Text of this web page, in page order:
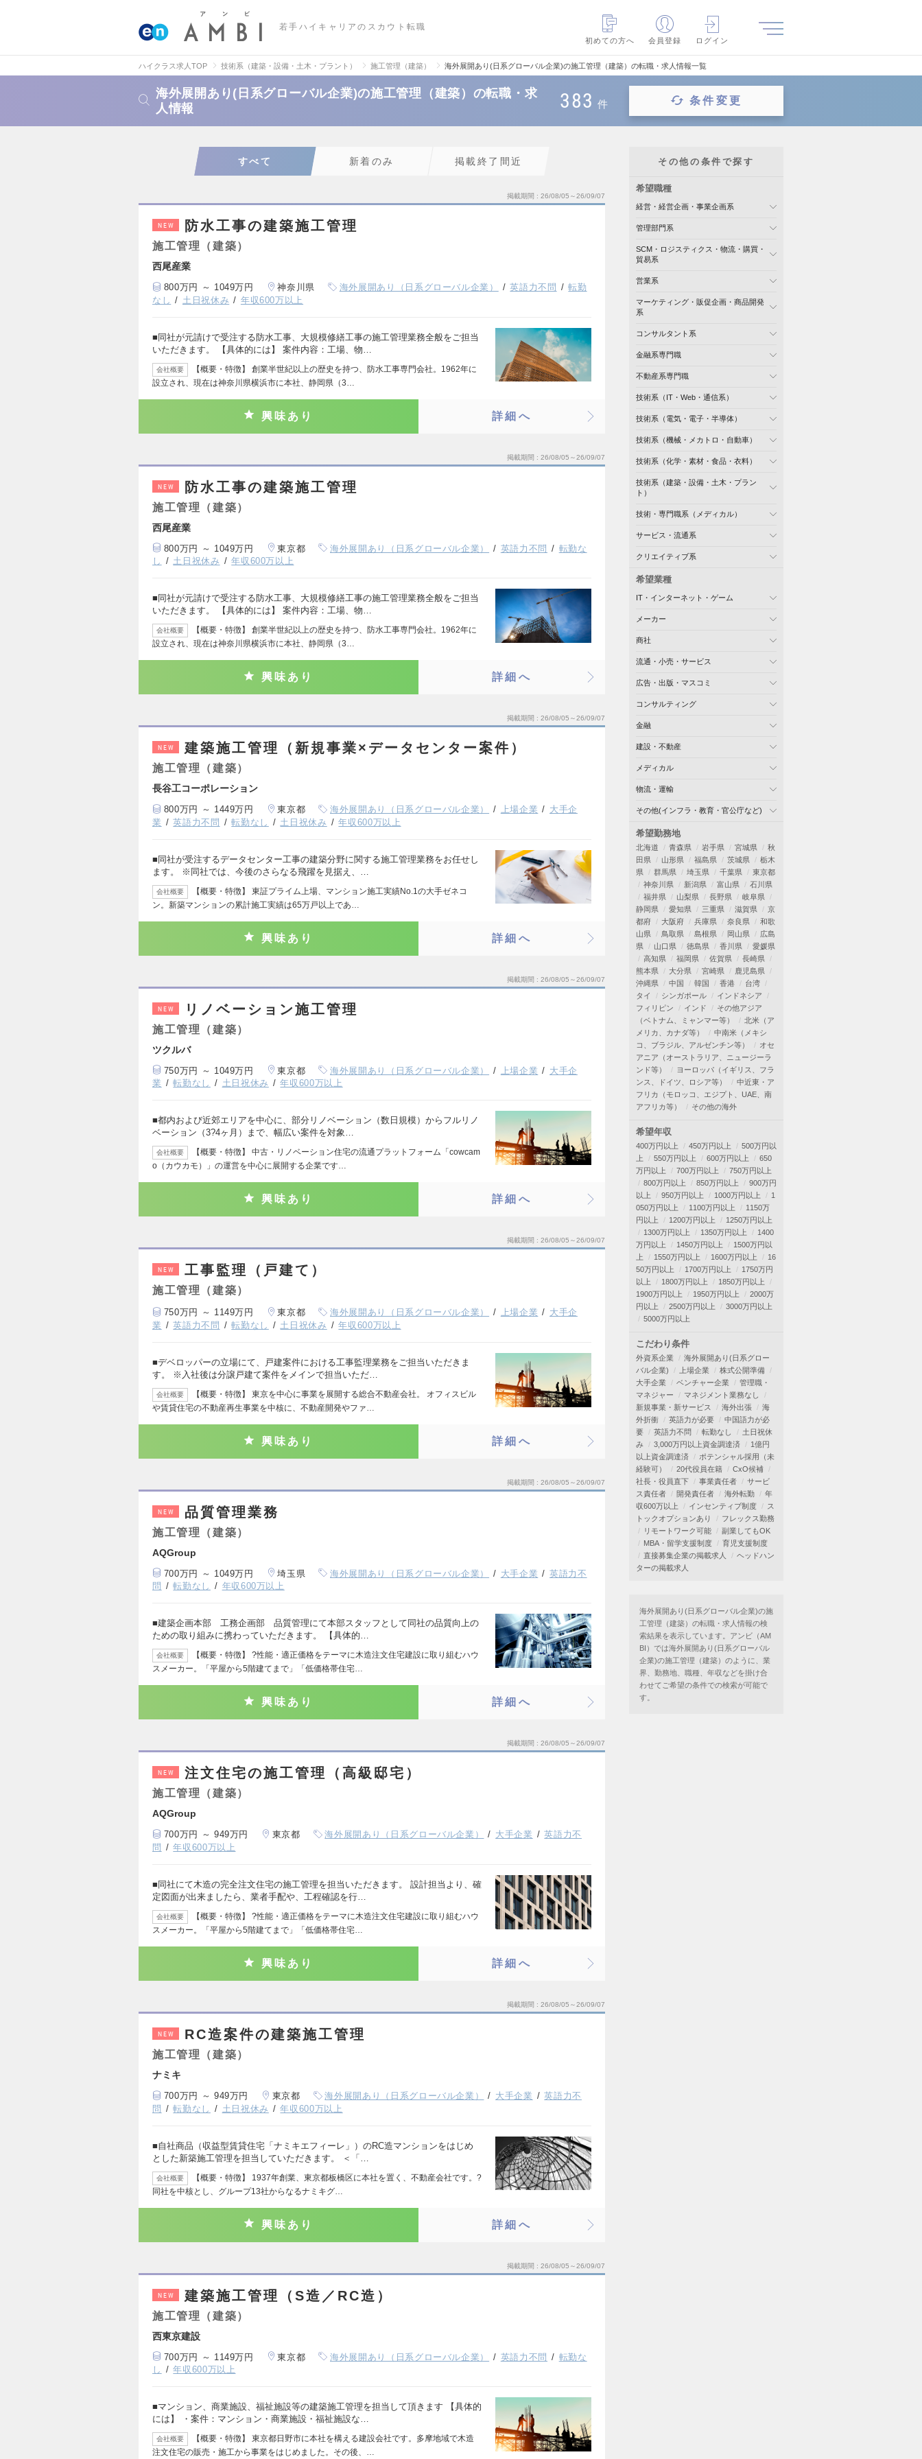
若手ハイキャリアのスカウト転職
初めての方へ
会員登録 ログイン
ハイクラス求人TOP 技術系（建築・設備・土木・プラント） 施工管理（建築） 海外展開あり(日系グローバル企業)の施工管理（建築）の転職・求人情報一覧
海外展開あり(日系グローバル企業)の施工管理（建築）の転職・求
人情報
383 件 条件変更
すべて 新着のみ 掲載終了間近
掲載期間 26/08/05～26/09/07
NEW 防水工事の建築施工管理
施工管理（建築）
西尾産業
800万円 ～ 1049万円 神奈川県 海外展開あり（日系グローバル企業） 英語力不問
転勤
なし
土日祝休み 年収600万以上
■同社が元請けで受注する防水工事、大規模修繕工事の施工管理業務全般をご担当
いただきます。 【具体的には】 案件内容：工場、物…
会社概要
【概要・特徴】 創業半世紀以上の歴史を持つ、防水工事専門会社。1962年に
設立され、現在は神奈川県横浜市に本社、静岡県（3…
興味あり 詳細へ
掲載期間 26/08/05～26/09/07
NEW 防水工事の建築施工管理
施工管理（建築）
西尾産業
800万円 ～ 1049万円 東京都 海外展開あり（日系グローバル企業） 英語力不問
転勤な
し
土日祝休み 年収600万以上
■同社が元請けで受注する防水工事、大規模修繕工事の施工管理業務全般をご担当
いただきます。 【具体的には】 案件内容：工場、物…
会社概要
【概要・特徴】 創業半世紀以上の歴史を持つ、防水工事専門会社。1962年に
設立され、現在は神奈川県横浜市に本社、静岡県（3…
興味あり 詳細へ
掲載期間 26/08/05～26/09/07
NEW 建築施工管理（新規事業×データセンター案件）
施工管理（建築）
長谷工コーポレーション
800万円 ～ 1449万円 東京都 海外展開あり（日系グローバル企業） 上場企業
大手企
業
英語力不問 転勤なし 土日祝休み 年収600万以上
■同社が受注するデータセンター工事の建築分野に関する施工管理業務をお任せし
ます。 ※同社では、今後のさらなる飛躍を見据え、…
会社概要
【概要・特徴】 東証プライム上場、マンション施工実績No.1の大手ゼネコ
ン。新築マンションの累計施工実績は65万戸以上であ…
興味あり 詳細へ
掲載期間 26/08/05～26/09/07
NEW リノベーション施工管理
施工管理（建築）
ツクルバ
750万円 ～ 1049万円 東京都 海外展開あり（日系グローバル企業） 上場企業
大手企
業
転勤なし 土日祝休み 年収600万以上
■都内および近郊エリアを中心に、部分リノベーション（数日規模）からフルリノ
ベーション（3?4ヶ月）まで、幅広い案件を対象…
会社概要
【概要・特徴】 中古・リノベーション住宅の流通プラットフォーム「cowcam
o（カウカモ）」の運営を中心に展開する企業です…
興味あり 詳細へ
掲載期間 26/08/05～26/09/07
NEW 工事監理（戸建て）
施工管理（建築）
750万円 ～ 1149万円 東京都 海外展開あり（日系グローバル企業） 上場企業
大手企
業
英語力不問 転勤なし 土日祝休み 年収600万以上
■デベロッパーの立場にて、戸建案件における工事監理業務をご担当いただきま
す。 ※入社後は分譲戸建て案件をメインで担当いただ…
会社概要
【概要・特徴】 東京を中心に事業を展開する総合不動産会社。 オフィスビル
や賃貸住宅の不動産再生事業を中核に、不動産開発やファ…
興味あり 詳細へ
掲載期間 26/08/05～26/09/07
NEW 品質管理業務
施工管理（建築）
AQGroup
700万円 ～ 1049万円 埼玉県 海外展開あり（日系グローバル企業） 大手企業
英語力不
問
転勤なし 年収600万以上
■建築企画本部 工務企画部 品質管理にて本部スタッフとして同社の品質向上の
ための取り組みに携わっていただきます。 【具体的…
会社概要
【概要・特徴】 ?性能・適正価格をテーマに木造注文住宅建設に取り組むハウ
スメーカー。「平屋から5階建てまで」「低価格帯住宅…
興味あり 詳細へ
掲載期間 26/08/05～26/09/07
NEW 注文住宅の施工管理（高級邸宅）
施工管理（建築）
AQGroup
700万円 ～ 949万円 東京都 海外展開あり（日系グローバル企業） 大手企業
英語力不
問
年収600万以上
■同社にて木造の完全注文住宅の施工管理を担当いただきます。 設計担当より、確
定図面が出来ましたら、業者手配や、工程確認を行…
会社概要
【概要・特徴】 ?性能・適正価格をテーマに木造注文住宅建設に取り組むハウ
スメーカー。「平屋から5階建てまで」「低価格帯住宅…
興味あり 詳細へ
掲載期間 26/08/05～26/09/07
NEW RC造案件の建築施工管理
施工管理（建築）
ナミキ
700万円 ～ 949万円 東京都 海外展開あり（日系グローバル企業） 大手企業
英語力不
問
転勤なし 土日祝休み 年収600万以上
■自社商品（収益型賃貸住宅「ナミキエフィーレ」）のRC造マンションをはじめ
とした新築施工管理を担当していただきます。 ＜「…
会社概要
【概要・特徴】 1937年創業、東京都板橋区に本社を置く、不動産会社です。?
同社を中核とし、グループ13社からなるナミキグ…
興味あり 詳細へ
掲載期間 26/08/05～26/09/07
NEW 建築施工管理（S造／RC造）
施工管理（建築）
西東京建設
700万円 ～ 1149万円 東京都 海外展開あり（日系グローバル企業） 英語力不問
転勤な
し
年収600万以上
■マンション、商業施設、福祉施設等の建築施工管理を担当して頂きます 【具体的
には】 ・案件：マンション・商業施設・福祉施設な…
会社概要
【概要・特徴】 東京都日野市に本社を構える建設会社です。多摩地域で木造
注文住宅の販売・施工から事業をはじめました。その後、…
その他の条件で探す
希望職種
経営・経営企画・事業企画系
管理部門系
SCM・ロジスティクス・物流・購買・
貿易系
営業系
マーケティング・販促企画・商品開発
系
コンサルタント系
金融系専門職
不動産系専門職
技術系（IT・Web・通信系）
技術系（電気・電子・半導体）
技術系（機械・メカトロ・自動車）
技術系（化学・素材・食品・衣料）
技術系（建築・設備・土木・プラン
ト）
技術・専門職系（メディカル）
サービス・流通系
クリエイティブ系
希望業種
IT・インターネット・ゲーム
メーカー
商社
流通・小売・サービス
広告・出版・マスコミ
コンサルティング
金融
建設・不動産
メディカル
物流・運輸
その他(インフラ・教育・官公庁など)
希望勤務地
北海道 青森県 岩手県 宮城県
秋
田県
山形県 福島県 茨城県
栃木
県
群馬県 埼玉県 千葉県
東京都
神奈川県
新潟県 富山県
石川県
福井県
山梨県 長野県
岐阜県
静岡県
愛知県 三重県 滋賀県
京
都府
大阪府 兵庫県 奈良県
和歌
山県
鳥取県 島根県 岡山県
広島
県
山口県 徳島県 香川県
愛媛県
高知県
福岡県 佐賀県
長崎県
熊本県
大分県 宮崎県
鹿児島県
沖縄県
中国 韓国 香港
台湾
タイ
シンガポール
インドネシア
フィリピン
インド
その他アジア
（ベトナム、ミャンマー等）
北米（ア
メリカ、カナダ等）
中南米（メキシ
コ、ブラジル、アルゼンチン等）
オセ
アニア（オーストラリア、ニュージーラ
ンド等）
ヨーロッパ（イギリス、フラ
ンス、ドイツ、ロシア等）
中近東・ア
フリカ（モロッコ、エジプト、UAE、南
アフリカ等）
その他の海外
希望年収
400万円以上 450万円以上
500万円以
上
550万円以上 600万円以上
650
万円以上
700万円以上
750万円以上
800万円以上
850万円以上
900万円
以上
950万円以上 1000万円以上
1
050万円以上
1100万円以上
1150万
円以上
1200万円以上
1250万円以上
1300万円以上
1350万円以上
1400
万円以上
1450万円以上
1500万円以
上
1550万円以上 1600万円以上
16
50万円以上
1700万円以上
1750万円
以上
1800万円以上
1850万円以上
1900万円以上
1950万円以上
2000万
円以上
2500万円以上
3000万円以上
5000万円以上
こだわり条件
外資系企業
海外展開あり(日系グロー
バル企業)
上場企業
株式公開準備
大手企業
ベンチャー企業
管理職・
マネジャー
マネジメント業務なし
新規事業・新サービス
海外出張
海
外折衝
英語力が必要
中国語力が必
要
英語力不問 転勤なし
土日祝休
み
3,000万円以上資金調達済
1億円
以上資金調達済
ポテンシャル採用（未
経験可）
20代役員在籍
CxO候補
社長・役員直下
事業責任者
サービ
ス責任者
開発責任者 海外転勤
年
収600万以上
インセンティブ制度
ス
トックオプションあり
フレックス勤務
リモートワーク可能
副業してもOK
MBA・留学支援制度
育児支援制度
直接募集企業の掲載求人
ヘッドハン
ターの掲載求人
海外展開あり(日系グローバル企業)の施
工管理（建築）の転職・求人情報の検
索結果を表示しています。アンビ（AM
BI）では海外展開あり(日系グローバル
企業)の施工管理（建築）のように、業
界、勤務地、職種、年収などを掛け合
わせてご希望の条件での検索が可能で
す。